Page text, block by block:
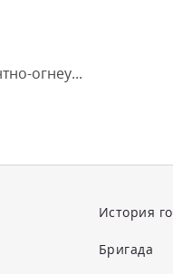
огнеу...
История
Бригада